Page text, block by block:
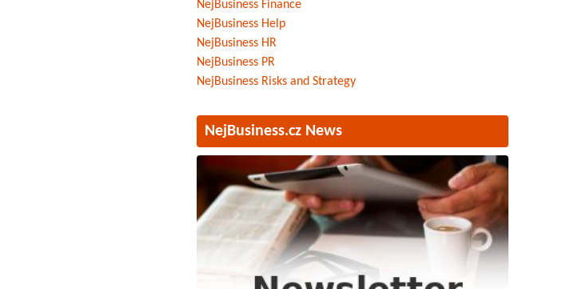
NejBusiness Finance
NejBusiness Help
NejBusiness HR
NejBusiness PR
NejBusiness Risks and Strategy
NejBusiness.cz News